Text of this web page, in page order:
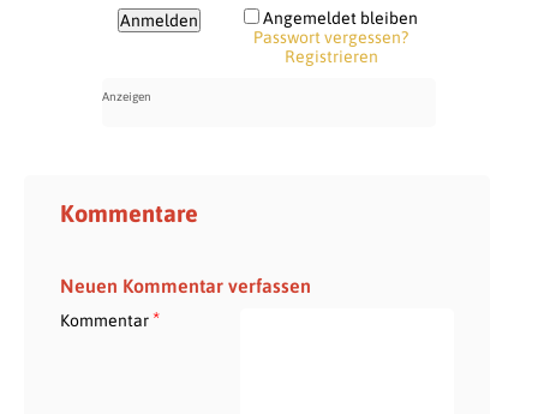
Angemeldet bleiben
Passwort vergessen?
Registrieren
Kommentare
Neuen Kommentar verfassen
Kommentar*